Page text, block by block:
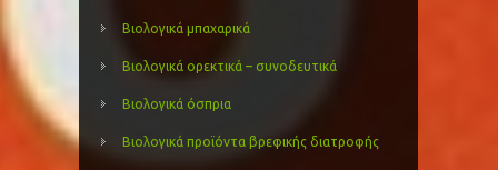
Βιολογικά μπαχαρικά
Βιολογικά ορεκτικά – συνοδευτικά
Βιολογικά όσπρια
Βιολογικά προϊόντα βρεφικής διατροφής